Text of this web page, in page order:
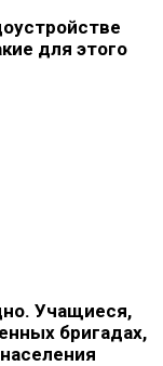
для этого
Учащиеся,
бригадах,